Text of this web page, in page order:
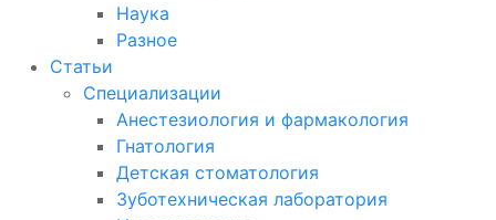
Наука
Разное
Статьи
Специализации
Анестезиология и фармакология
Гнатология
Детская стоматология
Зуботехническая лаборатория